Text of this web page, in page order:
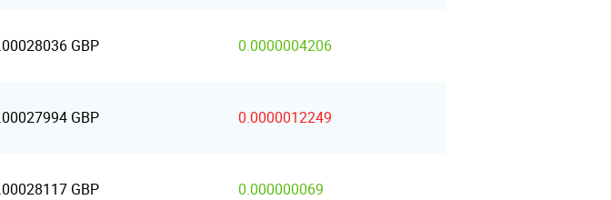
GBP 0.0000004206
GBP 0.0000012249
GBP 0.000000069